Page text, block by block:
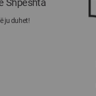
Shpeshta
ju duhet!